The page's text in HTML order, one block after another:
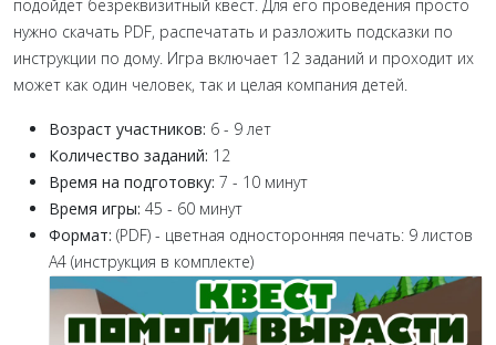
подойдёт безреквизитный квест. Для его проведения просто
нужно скачать PDF, распечатать и разложить подсказки по
инструкции по дому. Игра включает 12 заданий и проходит их
может как один человек, так и целая компания детей.
Возраст участников: 6 - 9 лет
Количество заданий: 12
Время на подготовку: 7 - 10 минут
Время игры: 45 - 60 минут
Формат: (PDF) - цветная односторонняя печать: 9 листов
А4 (инструкция в комплекте)